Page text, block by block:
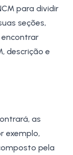
para dividir
seções,
encontrar
descrição e
as
exemplo,
pela